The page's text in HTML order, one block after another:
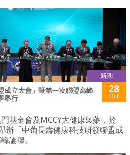
新聞
成立大會」暨第一次聯盟高峰
舉行
28
Oct
基金會及MCCY大健康製藥，於
辦「中葡長壽健康科技研發聯盟成
論壇。